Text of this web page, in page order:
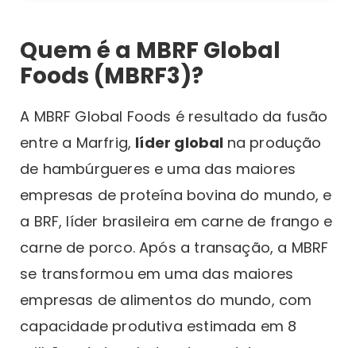
Quem é a MBRF Global
Foods (MBRF3)?
A MBRF Global Foods é resultado da fusão
entre a Marfrig, líder global na produção
de hambúrgueres e uma das maiores
empresas de proteína bovina do mundo, e
a BRF, líder brasileira em carne de frango e
carne de porco. Após a transação, a MBRF
se transformou em uma das maiores
empresas de alimentos do mundo, com
capacidade produtiva estimada em 8